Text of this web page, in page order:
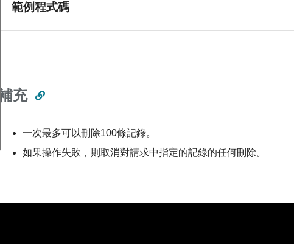
範例程式碼
補充
一次最多可以刪除100條記錄。
如果操作失敗，則取消對請求中指定的記錄的任何刪除。